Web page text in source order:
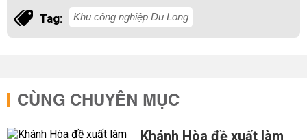
Tag: Khu công nghiệp Du Long
CÙNG CHUYÊN MỤC
Khánh Hòa đề xuất làm